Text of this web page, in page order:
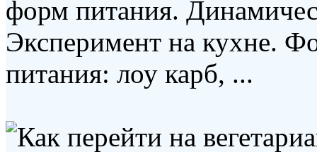
форм питания.
Эксперимент на кухне.
питания: лоу карб, ...